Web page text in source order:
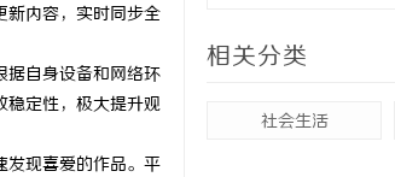
新内容，实时同步全
据自身设备和网络环
稳定性，极大提升观
发现喜爱的作品。平
相关分类
社会生活